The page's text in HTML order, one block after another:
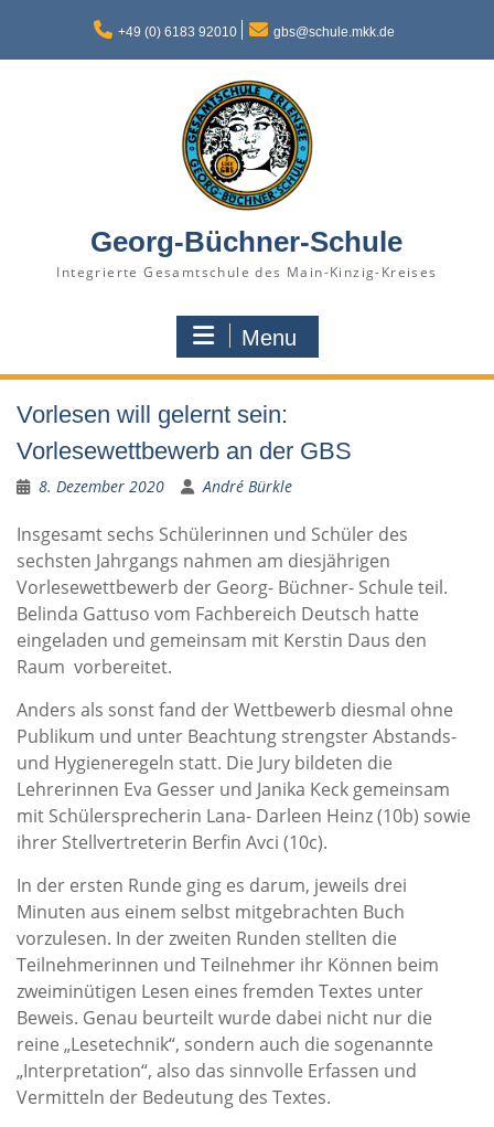
content
+49 (0) 6183 92010 gbs@schule.mkk.de
Georg-Büchner-Schule
Integrierte Gesamtschule des Main-Kinzig-Kreises
Menu
Vorlesen will gelernt sein:
Vorlesewettbewerb an der GBS
8. Dezember 2020 André Bürkle
Insgesamt sechs Schülerinnen und Schüler des
sechsten Jahrgangs nahmen am diesjährigen
Vorlesewettbewerb der Georg- Büchner- Schule teil.
Belinda Gattuso vom Fachbereich Deutsch hatte
eingeladen und gemeinsam mit Kerstin Daus den
Raum vorbereitet.
Anders als sonst fand der Wettbewerb diesmal ohne
Publikum und unter Beachtung strengster Abstands-
und Hygieneregeln statt. Die Jury bildeten die
Lehrerinnen Eva Gesser und Janika Keck gemeinsam
mit Schülersprecherin Lana- Darleen Heinz (10b) sowie
ihrer Stellvertreterin Berfin Avci (10c).
In der ersten Runde ging es darum, jeweils drei
Minuten aus einem selbst mitgebrachten Buch
vorzulesen. In der zweiten Runden stellten die
Teilnehmerinnen und Teilnehmer ihr Können beim
zweiminütigen Lesen eines fremden Textes unter
Beweis. Genau beurteilt wurde dabei nicht nur die
reine „Lesetechnik“, sondern auch die sogenannte
„Interpretation“, also das sinnvolle Erfassen und
Vermitteln der Bedeutung des Textes.